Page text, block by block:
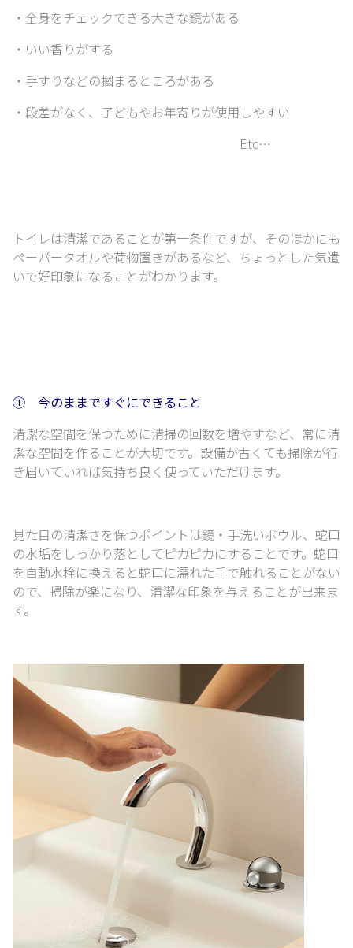
・全身をチェックできる大きな鏡がある
・いい香りがする
・手すりなどの摑まるところがある
・段差がなく、子どもやお年寄りが使用しやすい
Etc…
トイレは清潔であることが第一条件ですが、 そのほかにも
ペーパータオルや荷物置きがあるなど、 ちょっとした気遣
いで好印象になることがわかります。
① 今のままですぐにできること
清潔な空間を保つために清掃の回数を増やすなど、常に清
潔な空間を作ることが大切です。 設備が古くても掃除が行
き届いていれば気持ち良く使っていただけます。
見た目の清潔さを保つポイントは鏡・手洗いボウル、蛇口
の水垢をしっかり落としてピカピカにすることです。 蛇口
を自動水栓に換えると蛇口に濡れた手で触れることがない
ので、 掃除が楽になり、清潔な印象を与えることが出来ま
す。